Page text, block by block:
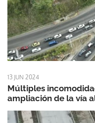
13 JUN 2024
Múltiples
ampliación de la vía